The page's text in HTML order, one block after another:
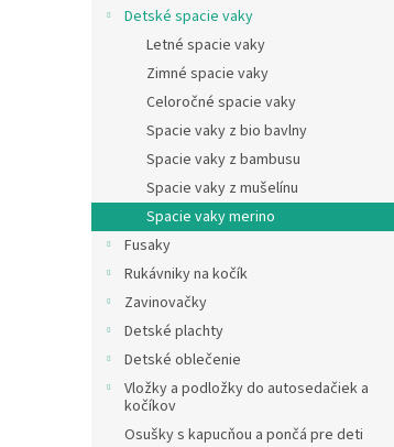
Detské spacie vaky
Letné spacie vaky
Zimné spacie vaky
Celoročné spacie vaky
Spacie vaky z bio bavlny
Spacie vaky z bambusu
Spacie vaky z mušelínu
Spacie vaky merino
Fusaky
Rukávniky na kočík
Zavinovačky
Detské plachty
Detské oblečenie
Vložky a podložky do autosedačiek a
kočíkov
Osušky s kapucňou a pončá pre deti